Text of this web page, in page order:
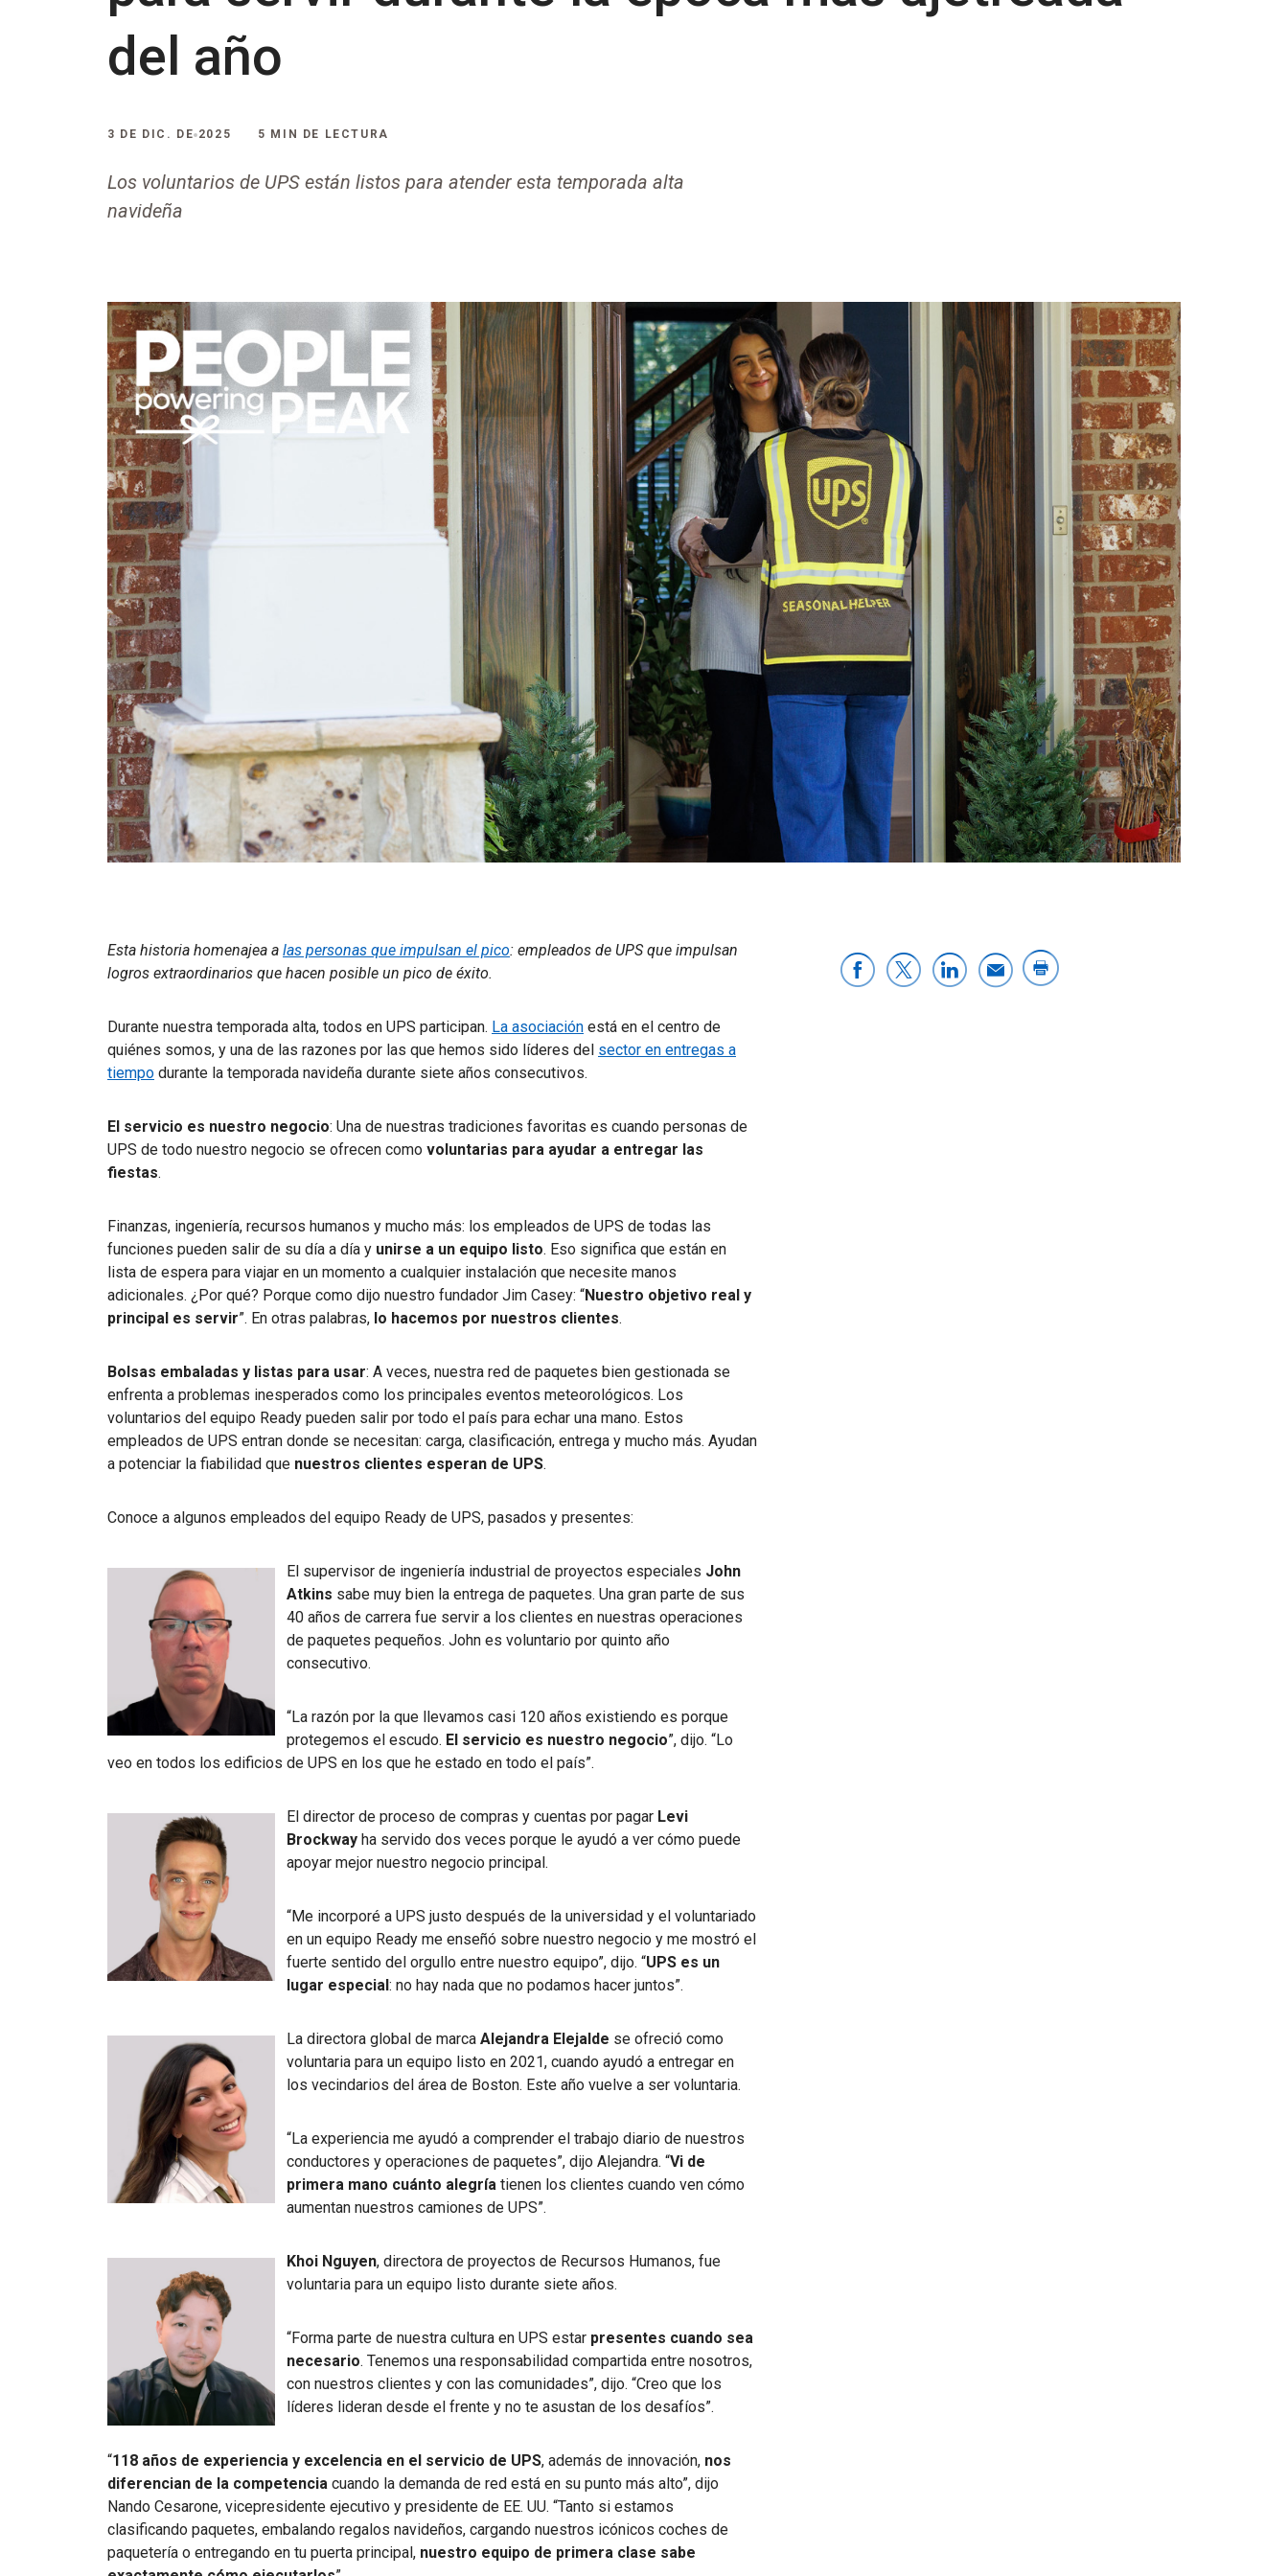
del año
3 DE DIC. DE 2025 5 MIN DE LECTURA
Los voluntarios de UPS están listos para atender esta temporada alta
navideña
Esta historia homenajea a las personas que impulsan el pico: empleados de UPS que impulsan
logros extraordinarios que hacen posible un pico de éxito.
Durante nuestra temporada alta, todos en UPS participan. La asociación está en el centro de
quiénes somos, y una de las razones por las que hemos sido líderes del sector en entregas a
tiempo durante la temporada navideña durante siete años consecutivos.
El servicio es nuestro negocio: Una de nuestras tradiciones favoritas es cuando personas de
UPS de todo nuestro negocio se ofrecen como voluntarias para ayudar a entregar las
fiestas.
Finanzas, ingeniería, recursos humanos y mucho más: los empleados de UPS de todas las
funciones pueden salir de su día a día y unirse a un equipo listo. Eso significa que están en
lista de espera para viajar en un momento a cualquier instalación que necesite manos
adicionales. ¿Por qué? Porque como dijo nuestro fundador Jim Casey: “Nuestro objetivo real y
principal es servir”. En otras palabras, lo hacemos por nuestros clientes.
Bolsas embaladas y listas para usar: A veces, nuestra red de paquetes bien gestionada se
enfrenta a problemas inesperados como los principales eventos meteorológicos. Los
voluntarios del equipo Ready pueden salir por todo el país para echar una mano. Estos
empleados de UPS entran donde se necesitan: carga, clasificación, entrega y mucho más. Ayudan
a potenciar la fiabilidad que nuestros clientes esperan de UPS.
Conoce a algunos empleados del equipo Ready de UPS, pasados y presentes:
El supervisor de ingeniería industrial de proyectos especiales John
Atkins sabe muy bien la entrega de paquetes. Una gran parte de sus
40 años de carrera fue servir a los clientes en nuestras operaciones
de paquetes pequeños. John es voluntario por quinto año
consecutivo.
“La razón por la que llevamos casi 120 años existiendo es porque
protegemos el escudo. El servicio es nuestro negocio”, dijo. “Lo
veo en todos los edificios de UPS en los que he estado en todo el país”.
El director de proceso de compras y cuentas por pagar Levi
Brockway ha servido dos veces porque le ayudó a ver cómo puede
apoyar mejor nuestro negocio principal.
“Me incorporé a UPS justo después de la universidad y el voluntariado
en un equipo Ready me enseñó sobre nuestro negocio y me mostró el
fuerte sentido del orgullo entre nuestro equipo”, dijo. “UPS es un
lugar especial: no hay nada que no podamos hacer juntos”.
La directora global de marca Alejandra Elejalde se ofreció como
voluntaria para un equipo listo en 2021, cuando ayudó a entregar en
los vecindarios del área de Boston. Este año vuelve a ser voluntaria.
“La experiencia me ayudó a comprender el trabajo diario de nuestros
conductores y operaciones de paquetes”, dijo Alejandra. “Vi de
primera mano cuánto alegría tienen los clientes cuando ven cómo
aumentan nuestros camiones de UPS”.
Khoi Nguyen, directora de proyectos de Recursos Humanos, fue
voluntaria para un equipo listo durante siete años.
“Forma parte de nuestra cultura en UPS estar presentes cuando sea
necesario. Tenemos una responsabilidad compartida entre nosotros,
con nuestros clientes y con las comunidades”, dijo. “Creo que los
líderes lideran desde el frente y no te asustan de los desafíos”.
“118 años de experiencia y excelencia en el servicio de UPS, además de innovación, nos
diferencian de la competencia cuando la demanda de red está en su punto más alto”, dijo
Nando Cesarone, vicepresidente ejecutivo y presidente de EE. UU. “Tanto si estamos
clasificando paquetes, embalando regalos navideños, cargando nuestros icónicos coches de
paquetería o entregando en tu puerta principal, nuestro equipo de primera clase sabe